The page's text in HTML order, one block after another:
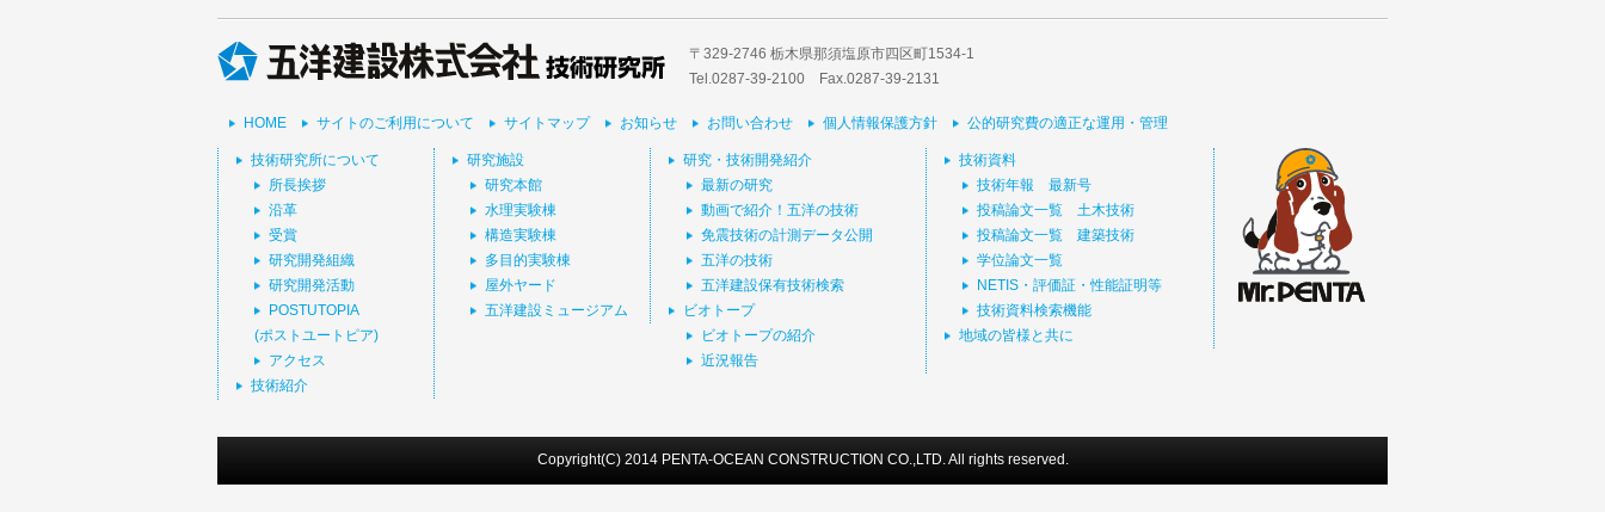
〒329-2746 栃木県那須塩原市四区町1534-1
Tel.0287-39‐2100 Fax.0287-39-2131
HOME サイトのご利用について サイトマップ お知らせ お問い合わせ 個人情報保護方針 公的研究費の適正な運用・管理
技術研究所について
所長挨拶
沿革
受賞
研究開発組織
研究開発活動
POSTUTOPIA
(ポストユートピア)
アクセス
技術紹介
研究施設
研究本館
水理実験棟
構造実験棟
多目的実験棟
屋外ヤード
五洋建設ミュージアム
研究・技術開発紹介
最新の研究
動画で紹介！五洋の技術
免震技術の計測データ公開
五洋の技術
五洋建設保有技術検索
ビオトープ
ビオトープの紹介
近況報告
技術資料
技術年報 最新号
投稿論文一覧 土木技術
投稿論文一覧 建築技術
学位論文一覧
NETIS・評価証・性能証明等
技術資料検索機能
地域の皆様と共に
Copyright(C) 2014 PENTA-OCEAN CONSTRUCTION CO.,LTD. All rights reserved.